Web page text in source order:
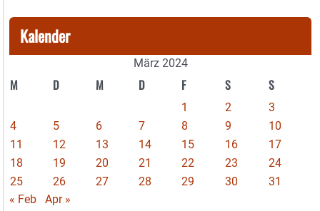
Kalender
März 2024
M D M D F S S
1 2
3
4
5 6 7 8 9
10
11
12 13 14 15 16
17
18
19 20 21 22 23
24
25
26 27 28 29 30
31
« Feb
Apr »